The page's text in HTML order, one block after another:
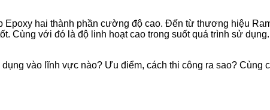
Epoxy hai thành phần cường độ cao. Đến từ thương hiệu
Cùng với đó là độ linh hoạt cao trong suốt quá trình sử
vào lĩnh vực nào? Ưu điểm, cách thi công ra sao? Cùng